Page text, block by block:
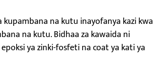
na kutu inayofanya kazi kwa
na kutu. Bidhaa za kawaida ni
ya zinki-fosfeti na coat ya kati ya